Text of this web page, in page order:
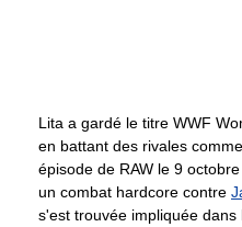
Lita a gardé le titre WWF
en battant des rivales comme
épisode de RAW le 9
un combat hardcore contre
s'est trouvée impliquée